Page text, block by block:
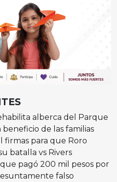
alberca del Parque
de las familias
firmas para que Roro
batalla vs Rivers
pagó 200 mil pesos por
falso